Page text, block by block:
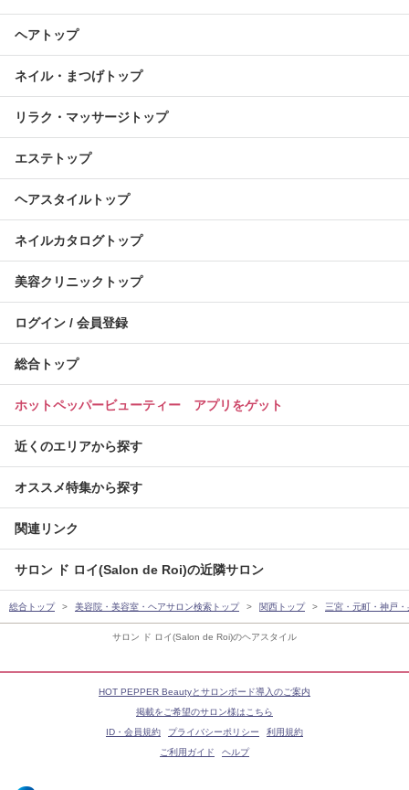
サロン ド ロイ(Salon de Roi)のヘアスタイル
ヘアトップ
ネイル・まつげトップ
リラク・マッサージトップ
エステトップ
ヘアスタイルトップ
ネイルカタログトップ
美容クリニックトップ
ログイン / 会員登録
総合トップ
ホットペッパービューティー アプリをゲット
近くのエリアから探す
オススメ特集から探す
関連リンク
サロン ド ロイ(Salon de Roi)の近隣サロン
総合トップ 美容院・美容室・ヘアサロン検索トップ 関西トップ 三宮・元町・神戸
HOT PEPPER Beautyとサロンボード導入のご案内
掲載をご希望のサロン様はこちら
ID・会員規約
プライバシーポリシー
利用規約
ご利用ガイド
ヘルプ